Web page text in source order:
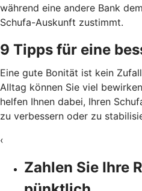
während eine andere Bank
Schufa-Auskunft zustimmt.
9 Tipps für eine
Eine gute Bonität ist kein
Alltag können Sie viel
helfen Ihnen dabei, Ihren
zu verbessern oder zu
‹
Zahlen Sie Ihre